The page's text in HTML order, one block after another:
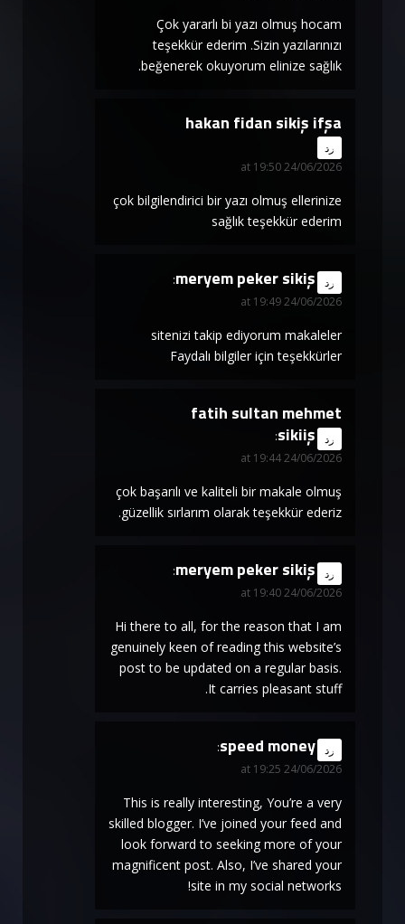
Çok yararlı bi yazı olmuş hocam
teşekkür ederim .Sizin yazılarınızı
beğenerek okuyorum elinize sağlık.
hakan fidan sikiş ifşa
says:
24/06/2026 at 19:50
رد
çok bilgilendirici bir yazı olmuş ellerinize
sağlık teşekkür ederim
meryem peker sikiş
says:
24/06/2026 at 19:49
رد
sitenizi takip ediyorum makaleler
Faydalı bilgiler için teşekkürler
fatih sultan mehmet
sikiiş
says:
24/06/2026 at 19:44
رد
çok başarılı ve kaliteli bir makale olmuş
güzellik sırlarım olarak teşekkür ederiz.
meryem peker sikiş
says:
24/06/2026 at 19:40
رد
Hi there to all, for the reason that I am
genuinely keen of reading this website’s
post to be updated on a regular basis.
It carries pleasant stuff.
speed money
says:
24/06/2026 at 19:25
رد
This is really interesting, You’re a very
skilled blogger. I’ve joined your feed and
look forward to seeking more of your
magnificent post. Also, I’ve shared your
site in my social networks!